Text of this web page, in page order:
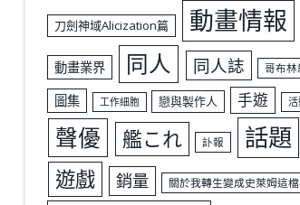
刀劍神域Alicization篇 動畫情報
動畫業界 同人 同人誌 哥布林
圖集 工作細胞 戀與製作人 手遊
聲優 艦これ 訃報 話題
遊戲 銷量 關於我轉生變成史萊姆這